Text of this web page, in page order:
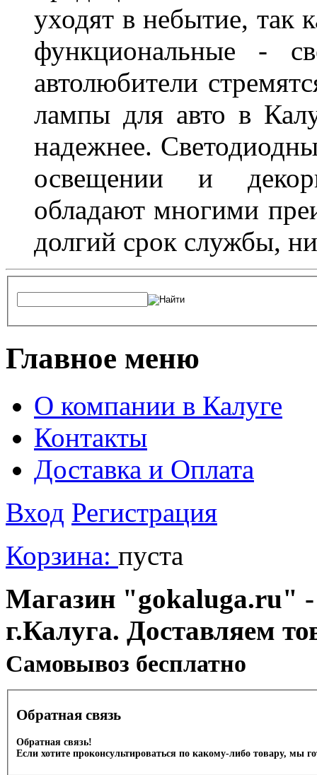
уходят в небытие, так
функциональные -
автолюбители
лампы для авто в
надежнее.
освещении и
обладают многими
долгий срок службы,
Главное меню
О компании в Калуге
Контакты
Доставка и Оплата
Вход Регистрация
Корзина: пуста
Магазин "gokaluga.ru" -
г.Калуга. Доставляем
Cамовывоз бесплатно
Обратная связь
Обратная связь!
Если хотите проконсультироваться по какому-либо товару, мы